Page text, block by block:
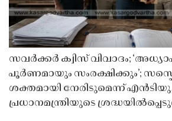
സവർക്കർ ക്വിസ് വിവാദം;
പൂർണമായും സംരക്ഷിക്കും’;
ശക്തമായി നേരിടുമെന്ന്
പ്രധാനമന്ത്രിയുടെ